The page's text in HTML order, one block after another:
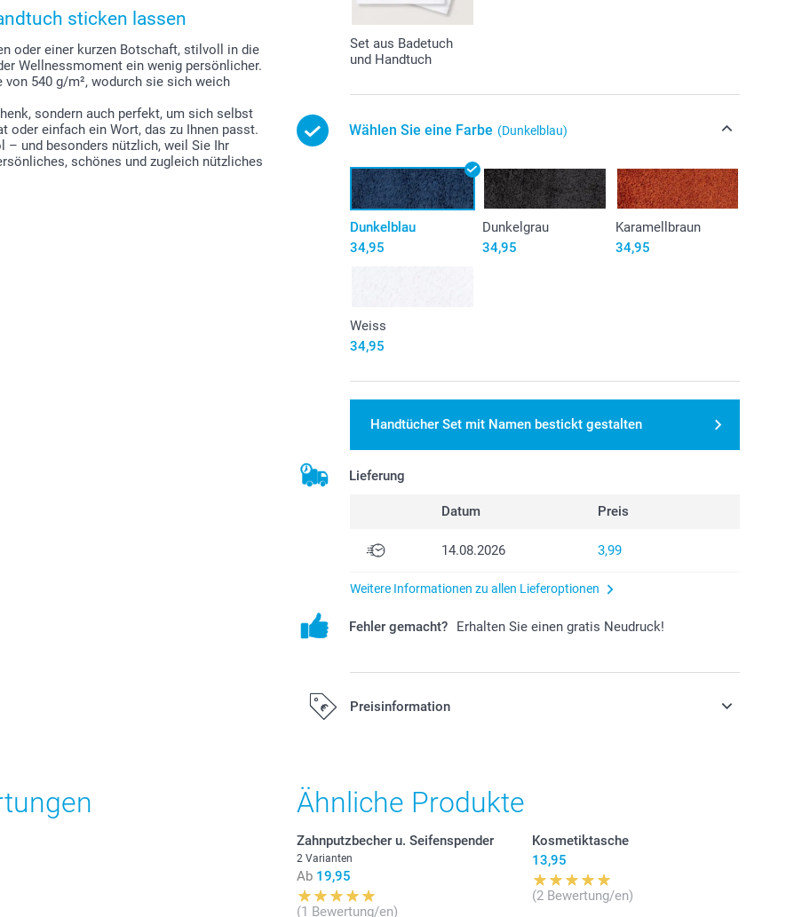
sticken lassen
oder einer kurzen Botschaft, stilvoll in die
Wellnessmoment ein wenig persönlicher.
540 g/m², wodurch sie sich weich
sondern auch perfekt, um sich selbst
oder einfach ein Wort, das zu Ihnen passt.
– und besonders nützlich, weil Sie Ihr
schönes und zugleich nützliches
Set aus Badetuch
und Handtuch
Wählen Sie eine Farbe (Dunkelblau)
Dunkelblau
34,95
Dunkelgrau
34,95
Karamellbraun
34,95
Weiss
34,95
Handtücher Set mit Namen bestickt gestalten
Lieferung
Datum Preis
14.08.2026 3,99
Weitere Informationen zu allen Lieferoptionen
Fehler gemacht? Erhalten Sie einen gratis Neudruck!
Preisinformation
Versandkosten.
Ähnliche Produkte
Zahnputzbecher u. Seifenspender
2 Varianten
Ab 19,95
(1 Bewertung/en)
Kosmetiktasche
13,95
(2 Bewertung/en)